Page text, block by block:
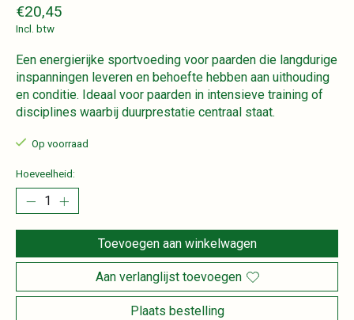
€20,45
Incl. btw
Een energierijke sportvoeding voor paarden die langdurige
inspanningen leveren en behoefte hebben aan uithouding
en conditie. Ideaal voor paarden in intensieve training of
disciplines waarbij duurprestatie centraal staat.
Op voorraad
Hoeveelheid:
Toevoegen aan winkelwagen
Aan verlanglijst toevoegen
Plaats bestelling